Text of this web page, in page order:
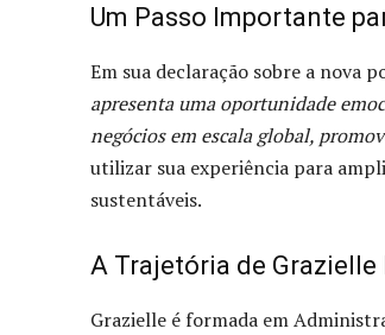
Um Passo Importante
Em sua declaração sobre a nova
apresenta uma oportunidade
negócios em escala global,
utilizar sua experiência para
sustentáveis.
A Trajetória de Grazielle
Grazielle é formada em